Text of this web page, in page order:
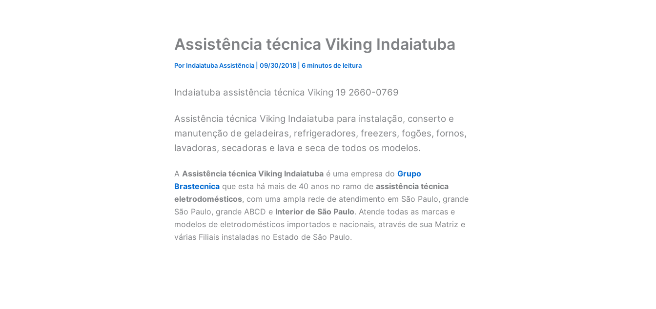
Assistência técnica Viking Indaiatuba
Por Indaiatuba Assistência 09/30/2018 6 minutos de leitura
Indaiatuba assistência técnica Viking 19 2660-0769
Assistência técnica Viking Indaiatuba para instalação, conserto e
manutenção de geladeiras, refrigeradores, freezers, fogões, fornos,
lavadoras, secadoras e lava e seca de todos os modelos.
A Assistência técnica Viking Indaiatuba é uma empresa do Grupo
Brastecnica que esta há mais de 40 anos no ramo de assistência técnica
eletrodomésticos, com uma ampla rede de atendimento em São Paulo, grande
São Paulo, grande ABCD e Interior de São Paulo. Atende todas as marcas e
modelos de eletrodomésticos importados e nacionais, através de sua Matriz e
várias Filiais instaladas no Estado de São Paulo.